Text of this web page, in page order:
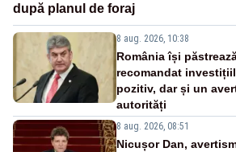
după planul de foraj
8 aug. 2026, 10:38
România își
recomandat
pozitiv, dar și un
autorități
8 aug. 2026, 08:51
Nicușor Dan,